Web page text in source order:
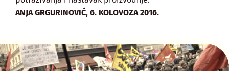
ANJA GRGURINOVIĆ, 6. KOLOVOZA 2016.